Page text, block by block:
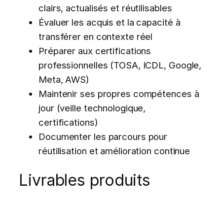
clairs, actualisés et réutilisables
Évaluer les acquis et la capacité à
transférer en contexte réel
Préparer aux certifications
professionnelles (TOSA, ICDL, Google,
Meta, AWS)
Maintenir ses propres compétences à
jour (veille technologique,
certifications)
Documenter les parcours pour
réutilisation et amélioration continue
Livrables produits